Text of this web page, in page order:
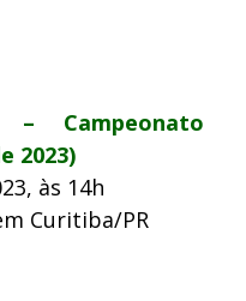
Campeonato
2023)
às 14h
Curitiba/PR